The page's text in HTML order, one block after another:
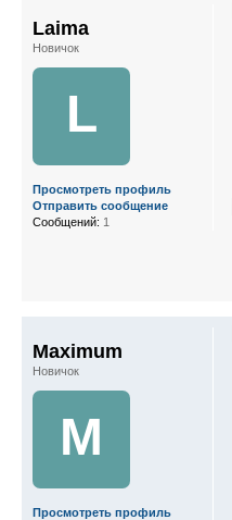
Laima
Новичок
L
Просмотреть профиль
Отправить сообщение
Сообщений: 1
Maximum
Новичок
M
Просмотреть профиль